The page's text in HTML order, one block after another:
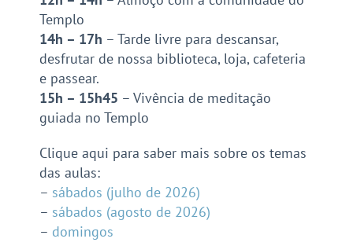
Templo
14h – 17h – Tarde livre para descansar,
desfrutar de nossa biblioteca, loja, cafeteria
e passear.
15h – 15h45 – Vivência de meditação
guiada no Templo
Clique aqui para saber mais sobre os temas
das aulas:
– sábados (julho de 2026)
– sábados (agosto de 2026)
– domingos